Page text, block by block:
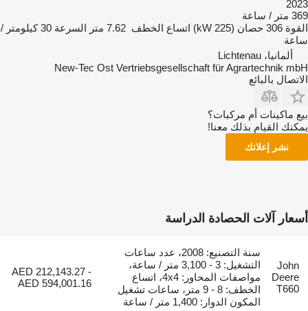
2023
369 متر / ساعة
القوة 306 حصان (225 kW) اتساع الخطف 7.62 متر السرعة
30 كيلومتر /
ساعة
ألمانيا، Lichtenau
New-Tec Ost Vertriebsgesellschaft für Agrartechnik mbH
الاتصال بالبائع
بيع ماكينات أم مركبات؟
يمكنك القيام بذلك معنا!
نشر إعلانك
أسعار آلات الحصادة الدراسة
John
Deere
T660
سنة التصنيع: 2008، عدد ساعات
التشغيل: 3 - 3,100 متر / ساعة،
مواصفات المحاور: 4x4، اتساع
الخطف: 8 - 9 متر، ساعات تشغيل
المكون الدوار: 1,400 متر / ساعة
AED 212,143.27 -
AED 594,001.16